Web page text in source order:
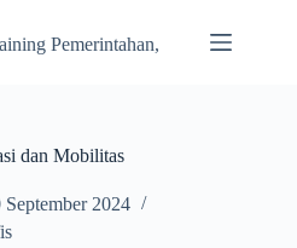
Pemerintahan,
dan Mobilitas
September 2024